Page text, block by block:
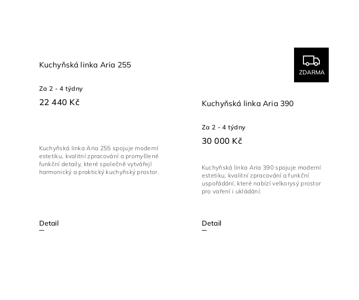
Kuchyňská linka Aria 255
Za 2 - 4 týdny
22 440 Kč
Detail
Kuchyňská linka Aria 255 spojuje moderní
estetiku, kvalitní zpracování a promyšlené
funkční detaily, které společně vytvářejí
harmonický a praktický kuchyňský prostor.
ZDARMA
Kuchyňská linka Aria 390
Za 2 - 4 týdny
30 000 Kč
Detail
Kuchyňská linka Aria 390 spojuje moderní
estetiku, kvalitní zpracování a funkční
uspořádání, které nabízí velkorysý prostor
pro vaření i ukládání.